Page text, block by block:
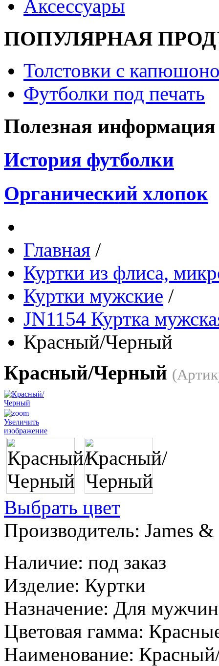
Аксессуары
ПОПУЛЯРНАЯ
Толстовки с
Футболки под печать
Полезная информация
История футболки
Органический хлопок
Главная /
Куртки из флиса,
Куртки мужские /
JN1154 Куртка
Красный/Черный
Красный/Черный
Увеличить
изображение
Выбрать цвет
Производитель: James
Наличие: под заказ
Изделие: Куртки
Назначение: Для мужчин
Цветовая гамма:
Наименование: